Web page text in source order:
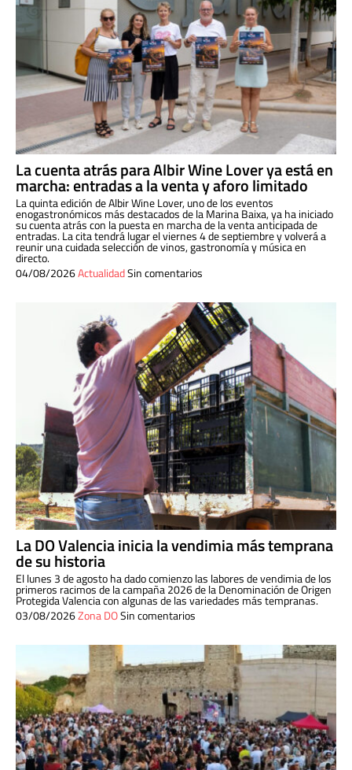
La cuenta atrás para Albir Wine Lover ya está en
marcha: entradas a la venta y aforo limitado
La quinta edición de Albir Wine Lover, uno de los eventos
enogastronómicos más destacados de la Marina Baixa, ya ha iniciado
su cuenta atrás con la puesta en marcha de la venta anticipada de
entradas. La cita tendrá lugar el viernes 4 de septiembre y volverá a
reunir una cuidada selección de vinos, gastronomía y música en
directo.
04/08/2026ActualidadSin comentarios
La DO Valencia inicia la vendimia más temprana
de su historia
El lunes 3 de agosto ha dado comienzo las labores de vendimia de los
primeros racimos de la campaña 2026 de la Denominación de Origen
Protegida Valencia con algunas de las variedades más tempranas.
03/08/2026Zona DOSin comentarios